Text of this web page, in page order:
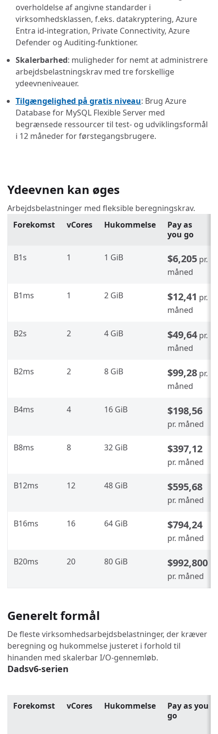
overholdelse af angivne standarder i
virksomhedsklassen, f.eks. datakryptering, Azure
Entra id-integration, Private Connectivity, Azure
Defender og Auditing-funktioner.
Skalerbarhed: muligheder for nemt at administrere
arbejdsbelastningskrav med tre forskellige
ydeevneniveauer.
Tilgængelighed på gratis niveau: Brug Azure
Database for MySQL Flexible Server med
begrænsede ressourcer til test- og udviklingsformål
i 12 måneder for førstegangsbrugere.
Ydeevnen kan øges
Arbejdsbelastninger med fleksible beregningskrav.
Forekomst
vCores Hukommelse
Pay as
you go
B1s 1 1 GiB $6,205 pr.
måned
B1ms 1 2 GiB $12,41 pr.
måned
B2s 2 4 GiB $49,64 pr.
måned
B2ms 2 8 GiB $99,28 pr.
måned
B4ms 4 16 GiB $198,56
pr. måned
B8ms 8 32 GiB $397,12
pr. måned
B12ms 12 48 GiB $595,68
pr. måned
B16ms 16 64 GiB $794,24
pr. måned
B20ms 20 80 GiB $992,800
pr. måned
Generelt formål
De fleste virksomhedsarbejdsbelastninger, der kræver
beregning og hukommelse justeret i forhold til
hinanden med skalerbar I/O-gennemløb.
Dadsv6-serien
Forekomst vCores Hukommelse
Pay as you
go